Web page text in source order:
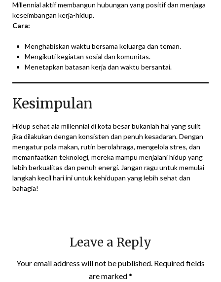
Millennial aktif membangun hubungan yang positif dan menjaga
keseimbangan kerja-hidup.
Cara:
Menghabiskan waktu bersama keluarga dan teman.
Mengikuti kegiatan sosial dan komunitas.
Menetapkan batasan kerja dan waktu bersantai.
Kesimpulan
Hidup sehat ala millennial di kota besar bukanlah hal yang sulit
jika dilakukan dengan konsisten dan penuh kesadaran. Dengan
mengatur pola makan, rutin berolahraga, mengelola stres, dan
memanfaatkan teknologi, mereka mampu menjalani hidup yang
lebih berkualitas dan penuh energi. Jangan ragu untuk memulai
langkah kecil hari ini untuk kehidupan yang lebih sehat dan
bahagia!
Leave a Reply
Your email address will not be published. Required fields
are marked*